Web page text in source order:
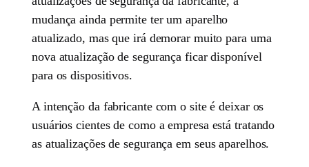
mudança ainda permite ter um aparelho
atualizado, mas que irá demorar muito para uma
nova atualização de segurança ficar disponível
para os dispositivos.
A intenção da fabricante com o site é deixar os
usuários cientes de como a empresa está tratando
as atualizações de segurança em seus aparelhos.